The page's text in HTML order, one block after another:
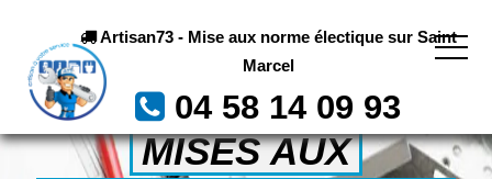
Artisan73 - Mise aux norme électique sur Saint
Marcel
04 58 14 09 93
MISES AUX